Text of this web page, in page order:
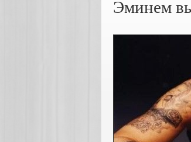
Эминем